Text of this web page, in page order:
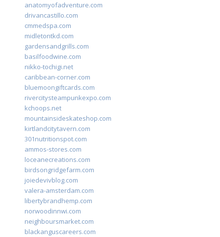
anatomyofadventure.com
drivancastillo.com
cmmedspa.com
midletontkd.com
gardensandgrills.com
basilfoodwine.com
nikko-tochigi.net
caribbean-corner.com
bluemoongiftcards.com
rivercitysteampunkexpo.com
kchoops.net
mountainsideskateshop.com
kirtlandcitytavern.com
301nutritionspot.com
ammos-stores.com
loceanecreations.com
birdsongridgefarm.com
joiedevivblog.com
valera-amsterdam.com
libertybrandhemp.com
norwoodinnwi.com
neighboursmarket.com
blackanguscareers.com